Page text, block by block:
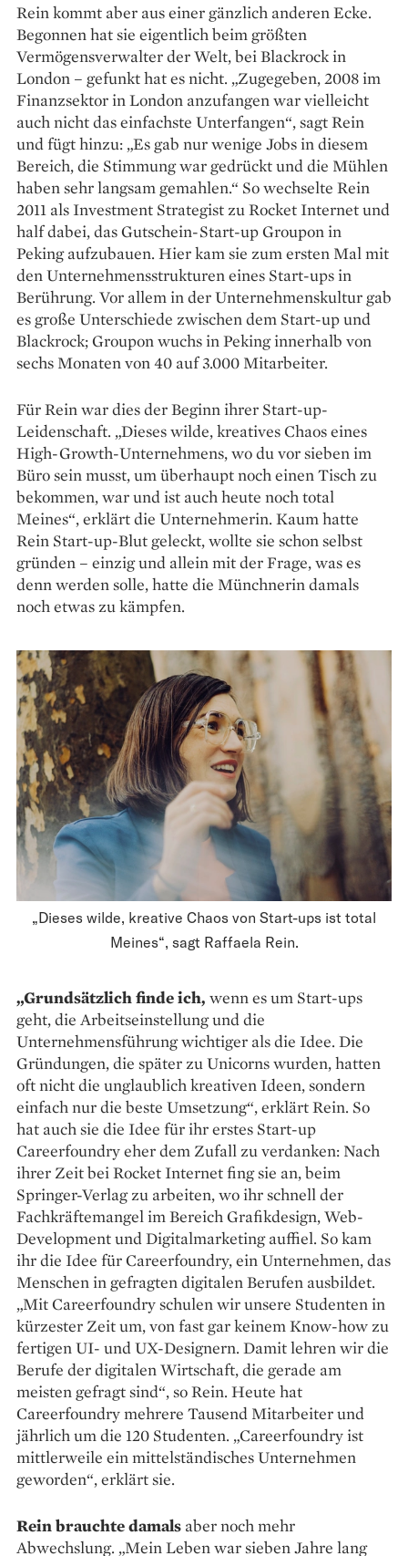
Rein kommt aber aus einer gänzlich anderen Ecke.
Begonnen hat sie eigentlich beim größten
Vermögensverwalter der Welt, bei Blackrock in
London – gefunkt hat es nicht. „Zugegeben, 2008 im
Finanzsektor in London anzufangen war vielleicht
auch nicht das ein­fachste Unterfangen“, sagt Rein
und fügt hinzu: „Es gab nur wenige Jobs in diesem
Bereich, die Stimmung war gedrückt und die Mühlen
haben sehr langsam gemahlen.“ So wechselte Rein
2011 als Investment Strategist zu Rocket Internet und
half dabei, das Gut­schein-Start-up Groupon in
Peking aufzubauen. Hier kam sie zum ersten Mal mit
den Unterneh­mensstrukturen eines Start-ups in
Berührung. Vor allem in der ­Unternehmenskultur gab
es große Unterschiede zwischen dem Start-up und
Blackrock; Groupon wuchs in Peking innerhalb von
sechs Monaten von 40 auf 3.000 Mitarbeiter.
Für Rein war dies der Beginn ihrer Start-up-
Leidenschaft. „Dieses wilde, kreatives Chaos eines
High-Growth-Unternehmens, wo du vor sieben im
Büro sein musst, um überhaupt noch einen Tisch zu
bekommen, war und ist auch heute noch total
Meines“, erklärt die Unternehmerin. Kaum hatte
Rein Start-up-Blut geleckt, wollte sie schon selbst
gründen – einzig und allein mit der Frage, was es
denn werden solle, hatte die Münchnerin damals
noch etwas zu kämpfen.
„Dieses wilde, kreative Chaos von Start-ups ist total
Meines“, sagt Raffaela Rein.
„Grundsätzlich finde ich, wenn es um Start-ups
geht, die Arbeits­einstellung und die
Unternehmensführung wichtiger als die Idee. Die
Gründungen, die später zu Unicorns wurden, hatten
oft nicht die unglaublich kreativen Ideen, sondern
einfach nur die beste Umsetzung“, erklärt Rein. So
hat auch sie die Idee für ihr erstes Start-up
Careerfoundry eher dem Zufall zu verdanken: Nach
ihrer Zeit bei Rocket Internet fing sie an, beim
Springer-Verlag zu arbeiten, wo ihr schnell der
Fachkräftemangel im Bereich Grafik­design, Web-
Development und Digital­marketing auffiel. So kam
ihr die Idee für Careerfoundry, ein Unternehmen, das
Menschen in gefragten digitalen Berufen aus­bildet.
„Mit Careerfoundry schulen wir unsere Studenten in
kürzester Zeit um, von fast gar keinem Know-how zu
fertigen UI- und UX-Designern. Damit lehren wir die
Berufe der digitalen Wirtschaft, die gerade am
meisten gefragt sind“, so Rein. Heute hat
Careerfoundry mehrere Tausend Mitarbeiter und
jährlich um die 120 Studenten. „Career­foundry ist
mittlerweile ein mittelständisches Unternehmen
geworden“, erklärt sie.
Rein brauchte damals aber noch mehr
Abwechslung. „Mein Leben war sieben Jahre lang